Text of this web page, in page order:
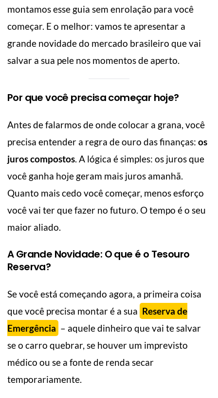
montamos esse guia sem enrolação para você
começar. E o melhor: vamos te apresentar a
grande novidade do mercado brasileiro que vai
salvar a sua pele nos momentos de aperto.
Por que você precisa começar hoje?
Antes de falarmos de onde colocar a grana, você
precisa entender a regra de ouro das finanças: os
juros compostos. A lógica é simples: os juros que
você ganha hoje geram mais juros amanhã.
Quanto mais cedo você começar, menos esforço
você vai ter que fazer no futuro. O tempo é o seu
maior aliado.
A Grande Novidade: O que é o Tesouro
Reserva?
Se você está começando agora, a primeira coisa
que você precisa montar é a sua Reserva de
Emergência – aquele dinheiro que vai te salvar
se o carro quebrar, se houver um imprevisto
médico ou se a fonte de renda secar
temporariamente.